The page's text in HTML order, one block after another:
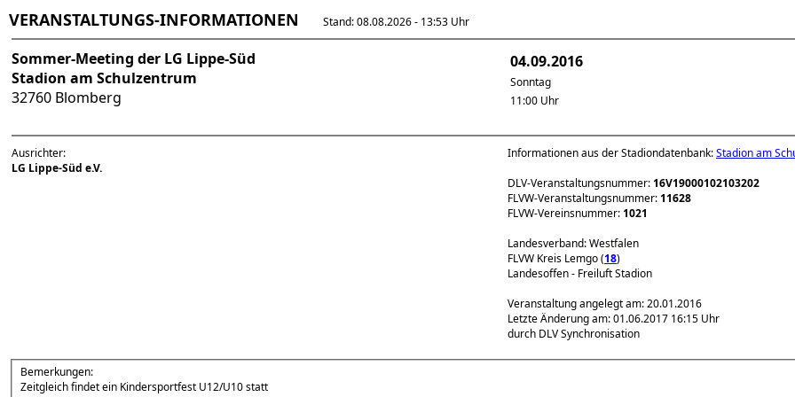
VERANSTALTUNGS-INFORMATIONEN Stand: 08.08.2026 - 13:53 Uhr
Sommer-Meeting der LG Lippe-Süd
Stadion am Schulzentrum
32760 Blomberg
04.09.2016
Sonntag
11:00 Uhr
Ausrichter:
LG Lippe-Süd e.V.
Informationen aus der Stadiondatenbank:Stadion am
DLV-Veranstaltungsnummer:16V19000102103202
FLVW-Veranstaltungsnummer:11628
FLVW-Vereinsnummer:1021
Landesverband: Westfalen
FLVW Kreis Lemgo (18)
Landesoffen - Freiluft Stadion
Veranstaltung angelegt am: 20.01.2016
Letzte Änderung am: 01.06.2017 16:15 Uhr
durch DLV Synchronisation
Bemerkungen:
Zeitgleich findet ein Kindersportfest U12/U10 statt